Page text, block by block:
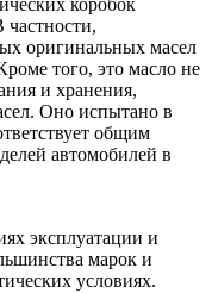
частности,
оригинальных масел
того, это масло не
и хранения,
Оно испытано в
общим
автомобилей в
эксплуатации и
марок и
условиях.